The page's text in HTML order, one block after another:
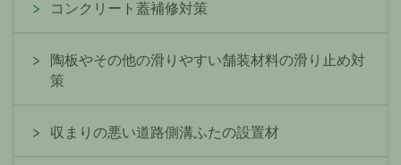
コンクリート蓋補修対策
陶板やその他の滑りやすい舗装材料の滑り止め対
策
収まりの悪い道路側溝ふたの設置材